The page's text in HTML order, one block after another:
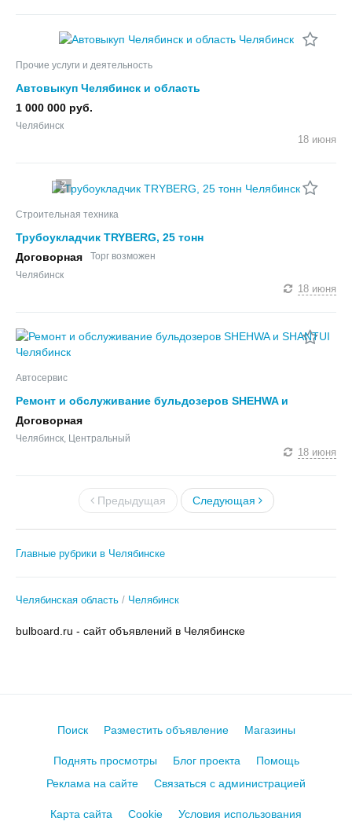
Прочие услуги и деятельность
Автовыкуп Челябинск и область
1 000 000 руб.
Челябинск
18 июня
2
Строительная техника
Трубоукладчик TRYBERG, 25 тонн
Договорная
Торг возможен
Челябинск
18 июня
Автосервис
Ремонт и обслуживание бульдозеров SHEHWA и
SHANTUI
Договорная
Челябинск, Центральный
18 июня
Предыдущая Следующая
Главные рубрики в Челябинске
Челябинская область Челябинск
bulboard.ru - сайт объявлений в Челябинске
Поиск Разместить объявление Магазины
Поднять просмотры Блог проекта
Помощь
Реклама на сайте
Связаться с администрацией
Карта сайта Cookie Условия использования